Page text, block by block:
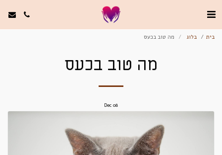
בית בלוג מה טוב בכעס
מה טוב בכעס
08
Dec